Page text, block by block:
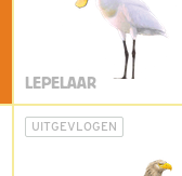
LEPELAAR
UITGEVLOGEN